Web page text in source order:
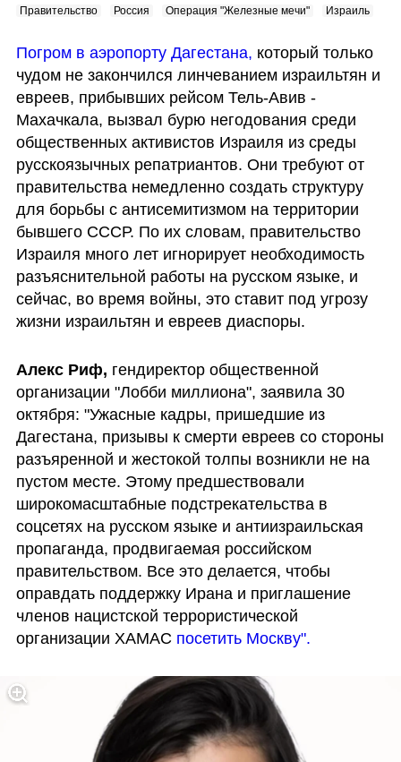
Правительство Россия Операция "Железные мечи" Израиль
Погром в аэропорту Дагестана, который только
чудом не закончился линчеванием израильтян и
евреев, прибывших рейсом Тель-Авив -
Махачкала, вызвал бурю негодования среди
общественных активистов Израиля из среды
русскоязычных репатриантов. Они требуют от
правительства немедленно создать структуру
для борьбы с антисемитизмом на территории
бывшего СССР. По их словам, правительство
Израиля много лет игнорирует необходимость
разъяснительной работы на русском языке, и
сейчас, во время войны, это ставит под угрозу
жизни израильтян и евреев диаспоры.
Алекс Риф, гендиректор общественной
организации "Лобби миллиона", заявила 30
октября: "Ужасные кадры, пришедшие из
Дагестана, призывы к смерти евреев со стороны
разъяренной и жестокой толпы возникли не на
пустом месте. Этому предшествовали
широкомасштабные подстрекательства в
соцсетях на русском языке и антиизраильская
пропаганда, продвигаемая российском
правительством. Все это делается, чтобы
оправдать поддержку Ирана и приглашение
членов нацистской террористической
организации ХАМАС посетить Москву".